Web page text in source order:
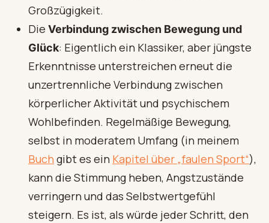
Großzügigkeit.
Die Verbindung zwischen Bewegung und
Glück: Eigentlich ein Klassiker, aber jüngste
Erkenntnisse unterstreichen erneut die
unzertrennliche Verbindung zwischen
körperlicher Aktivität und psychischem
Wohlbefinden. Regelmäßige Bewegung,
selbst in moderatem Umfang (in meinem
Buch gibt es ein Kapitel über „faulen Sport“),
kann die Stimmung heben, Angstzustände
verringern und das Selbstwertgefühl
steigern. Es ist, als würde jeder Schritt, den